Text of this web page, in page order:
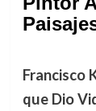
Francisco
que Dio